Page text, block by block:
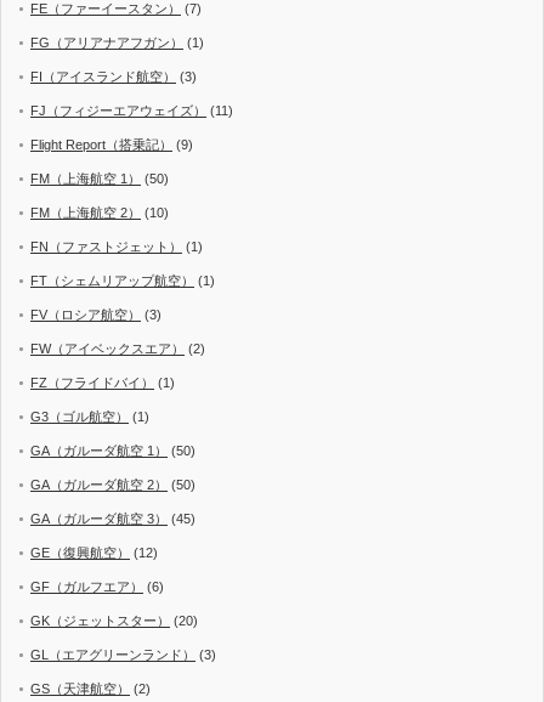
FE（ファーイースタン） (7)
FG（アリアナアフガン） (1)
FI（アイスランド航空） (3)
FJ（フィジーエアウェイズ） (11)
Flight Report（搭乗記） (9)
FM（上海航空 1） (50)
FM（上海航空 2） (10)
FN（ファストジェット） (1)
FT（シェムリアップ航空） (1)
FV（ロシア航空） (3)
FW（アイベックスエア） (2)
FZ（フライドバイ） (1)
G3（ゴル航空） (1)
GA（ガルーダ航空 1） (50)
GA（ガルーダ航空 2） (50)
GA（ガルーダ航空 3） (45)
GE（復興航空） (12)
GF（ガルフエア） (6)
GK（ジェットスター） (20)
GL（エアグリーンランド） (3)
GS（天津航空） (2)